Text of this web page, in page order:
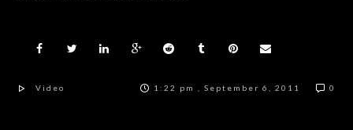
Video 1:22 pm , September 6, 2011 0